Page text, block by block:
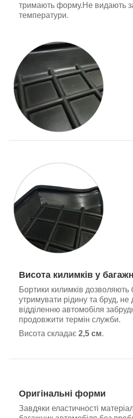
тримають форму.Не видають
температури.
Висота килимків у
Бортики килимків дозволяють
утримувати рідину та бруд,
відділенню автомобіля
продовжити термін служби.
Висота складає 2,5 см.
Оригінальні форми
Завдяки еластичності